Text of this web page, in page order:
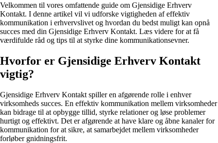
Velkommen til vores omfattende guide om Gjensidige Erhverv
Kontakt. I denne artikel vil vi udforske vigtigheden af effektiv
kommunikation i erhvervslivet og hvordan du bedst muligt kan opnå
succes med din Gjensidige Erhverv Kontakt. Læs videre for at få
værdifulde råd og tips til at styrke dine kommunikationsevner.
Hvorfor er Gjensidige Erhverv Kontakt
vigtig?
Gjensidige Erhverv Kontakt spiller en afgørende rolle i enhver
virksomheds succes. En effektiv kommunikation mellem virksomheder
kan bidrage til at opbygge tillid, styrke relationer og løse problemer
hurtigt og effektivt. Det er afgørende at have klare og åbne kanaler for
kommunikation for at sikre, at samarbejdet mellem virksomheder
forløber gnidningsfrit.